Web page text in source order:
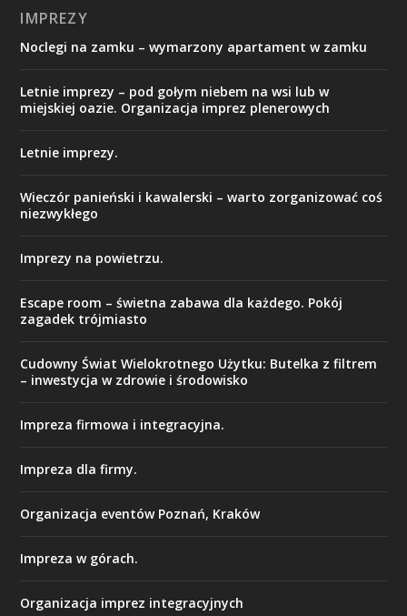
IMPREZY
Noclegi na zamku – wymarzony apartament w zamku
Letnie imprezy – pod gołym niebem na wsi lub w
miejskiej oazie. Organizacja imprez plenerowych
Letnie imprezy.
Wieczór panieński i kawalerski – warto zorganizować coś
niezwykłego
Imprezy na powietrzu.
Escape room – świetna zabawa dla każdego. Pokój
zagadek trójmiasto
Cudowny Świat Wielokrotnego Użytku: Butelka z filtrem
– inwestycja w zdrowie i środowisko
Impreza firmowa i integracyjna.
Impreza dla firmy.
Organizacja eventów Poznań, Kraków
Impreza w górach.
Organizacja imprez integracyjnych